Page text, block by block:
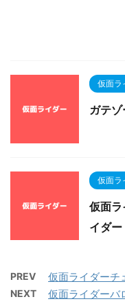
仮面ラ
ガテ
仮面ラ
仮面ラ
イダ
PREV 仮面ライダーチ
NEXT 仮面ライダーバ